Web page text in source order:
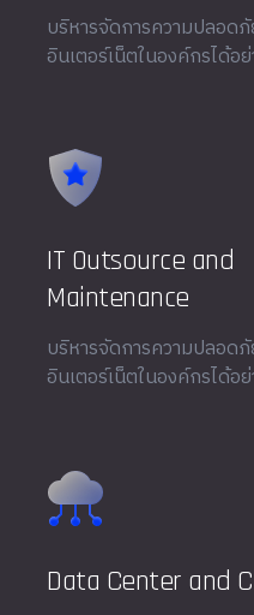
บริหารจัดการความปลอด
อินเตอร์เน็ตในองค์กรได้อ
IT Outsource and
Maintenance
บริหารจัดการความปลอด
อินเตอร์เน็ตในองค์กรได้อ
Data Center and